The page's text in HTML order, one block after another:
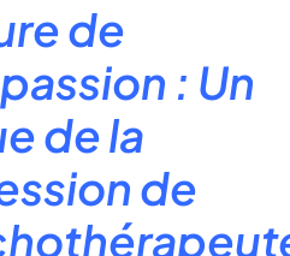
de
: Un
de la
de